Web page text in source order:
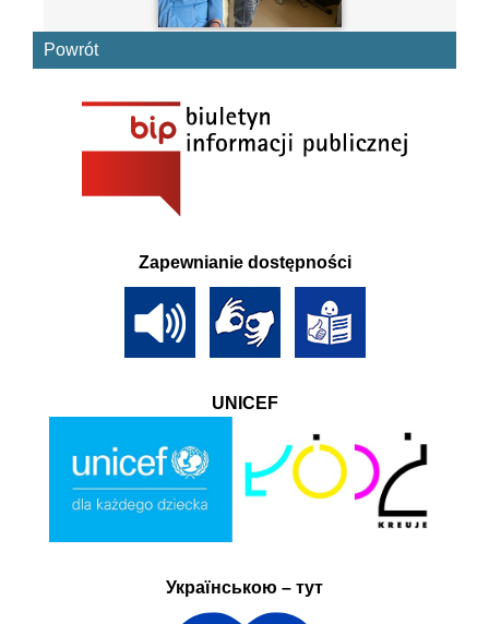
Powrót
Zapewnianie dostępności
UNICEF
Українською – тут